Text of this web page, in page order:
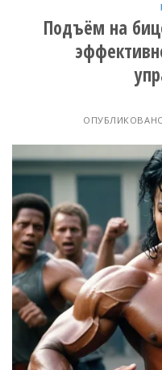
Подъём на